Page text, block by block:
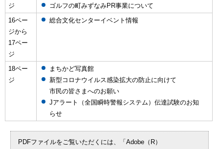
ジ
ゴルフの町みずなみPR事業について
16ペー
ジから
17ペー
ジ
総合文化センターイベント情報
18ペー
ジ
まちかど写真館
新型コロナウイルス感染拡大の防止に向けて
市民の皆さまへのお願い
Jアラート（全国瞬時警報システム）伝達試験のお知
らせ
PDFファイルをご覧いただくには、「Adobe（R）